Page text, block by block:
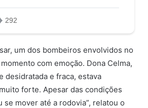
um dos bombeiros envolvidos no
com emoção. Dona Celma,
desidratada e fraca, estava
forte. Apesar das condições
se mover até a rodovia”, relatou o